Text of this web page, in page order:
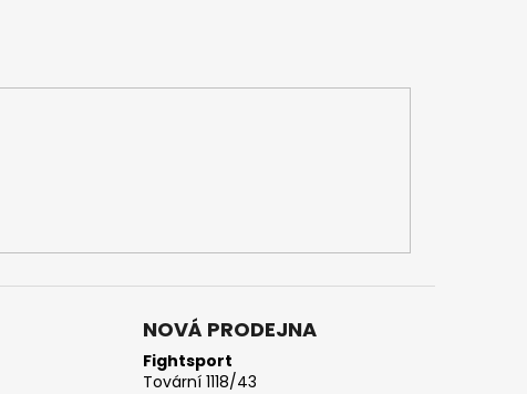
NOVÁ PRODEJNA
Fightsport
Tovární 1118/43